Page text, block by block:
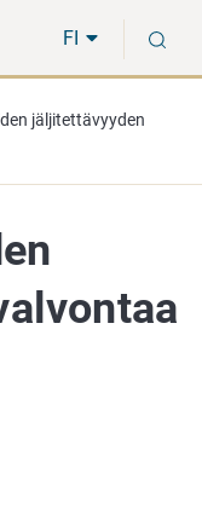
FI
jäljitettävyyden